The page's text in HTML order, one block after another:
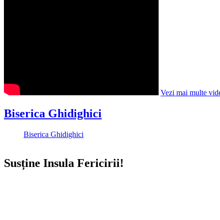
Vezi mai multe
Biserica Ghidighici
Biserica Ghidighici
Susține Insula Fericirii!